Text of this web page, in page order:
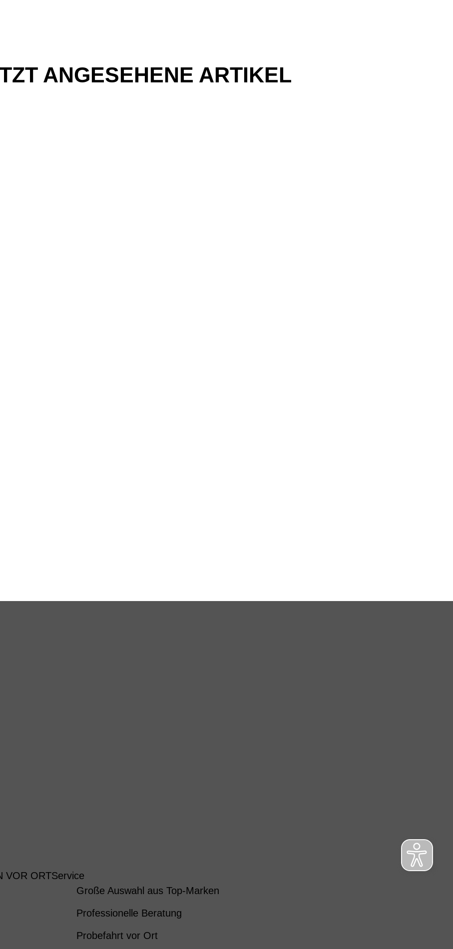
ANGESEHENE ARTIKEL
VOR ORTService
Große Auswahl aus Top-Marken
Professionelle Beratung
Probefahrt vor Ort